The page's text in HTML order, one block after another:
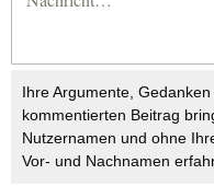
Ihre Argumente,
kommentierten Beitrag
Nutzernamen und ohne
Vor- und Nachnamen